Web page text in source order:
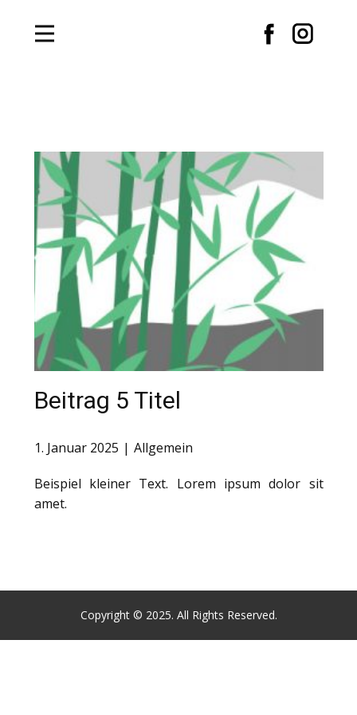
Beitrag 5 Titel
1. Januar 2025 Allgemein
Beispiel kleiner Text. Lorem ipsum dolor sit
amet.
Copyright © 2025. All Rights Reserved.